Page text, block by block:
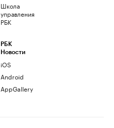
Школа
управления
РБК
РБК
Новости
iOS
Android
AppGallery